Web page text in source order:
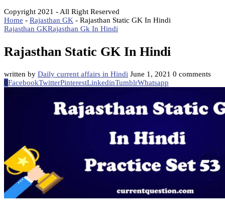
Copyright 2021 - All Right Reserved
Home - Rajasthan GK - Rajasthan Static GK In Hindi
Rajasthan GKRajasthan Gk In Hindi
Rajasthan Static GK In Hindi
written by Daily current affairs in Hindi June 1, 2021 0 comments
0FacebookTwitterPinterestLinkedinTumblrWhatsapp